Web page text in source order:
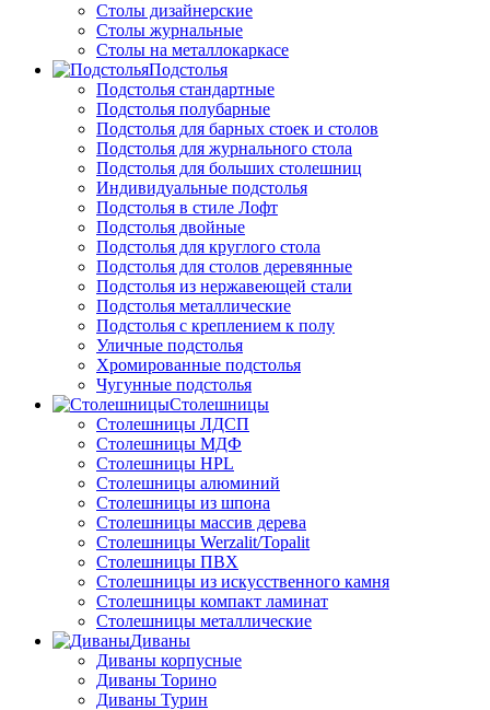
Столы дизайнерские
Столы журнальные
Столы на металлокаркасе
Подстолья
Подстолья стандартные
Подстолья полубарные
Подстолья для барных стоек и столов
Подстолья для журнального стола
Подстолья для больших столешниц
Индивидуальные подстолья
Подстолья в стиле Лофт
Подстолья двойные
Подстолья для круглого стола
Подстолья для столов деревянные
Подстолья из нержавеющей стали
Подстолья металлические
Подстолья с креплением к полу
Уличные подстолья
Хромированные подстолья
Чугунные подстолья
Столешницы
Столешницы ЛДСП
Столешницы МДФ
Столешницы HPL
Столешницы алюминий
Столешницы из шпона
Столешницы массив дерева
Столешницы Werzalit/Topalit
Столешницы ПВХ
Столешницы из искусственного камня
Столешницы компакт ламинат
Столешницы металлические
Диваны
Диваны корпусные
Диваны Торино
Диваны Турин